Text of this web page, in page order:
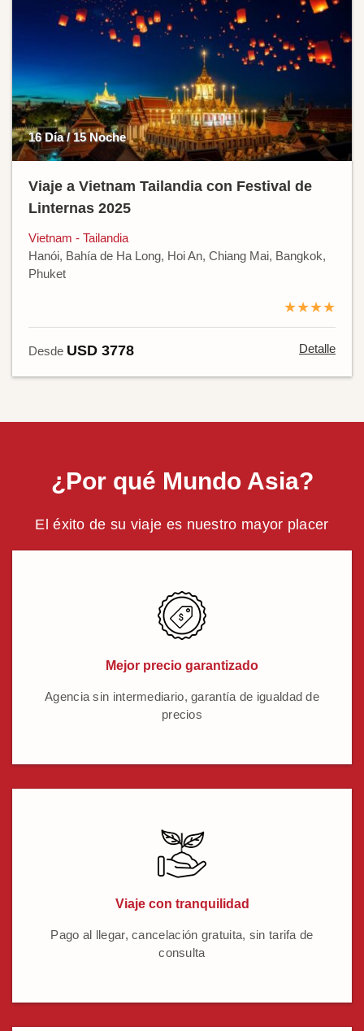
16 Día / 15 Noche
Viaje a Vietnam Tailandia con Festival de
Linternas 2025
Vietnam - Tailandia
Hanói, Bahía de Ha Long, Hoi An, Chiang Mai, Bangkok,
Phuket
★★★★
Desde USD 3778 Detalle
¿Por qué Mundo Asia?
El éxito de su viaje es nuestro mayor placer
Mejor precio garantizado
Agencia sin intermediario, garantía de igualdad de
precios
Viaje con tranquilidad
Pago al llegar, cancelación gratuita, sin tarifa de
consulta